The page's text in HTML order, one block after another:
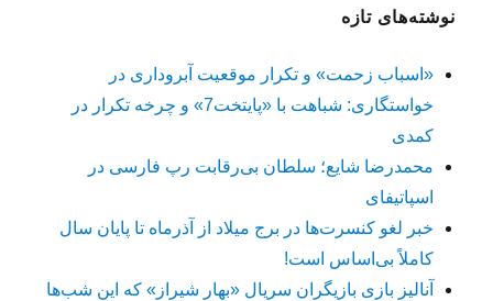
نوشته‌های تازه
«اسباب زحمت» و تکرار موقعیت آبروداری در
خواستگاری: شباهت با «پایتخت7» و چرخه تکرار در
کمدی
محمدرضا شایع؛ سلطان بی‌رقابت رپ فارسی در
اسپاتیفای
خبر لغو کنسرت‌ها در برج میلاد از آذرماه تا پایان سال
کاملاً بی‌اساس است!
آنالیز بازی بازیگران سریال «بهار شیراز» که این شب‌ها